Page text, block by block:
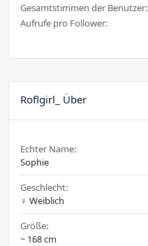
Gesamtstimmen der Benutzer:
Aufrufe pro Follower:
Roflgirl_ Über
Echter Name:
Sophie
Geschlecht:
♀️ Weiblich
Größe:
~ 168 cm